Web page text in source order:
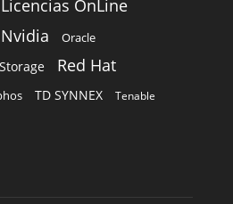
Licencias OnLine
Nvidia Oracle
Red Hat
TD SYNNEX Tenable